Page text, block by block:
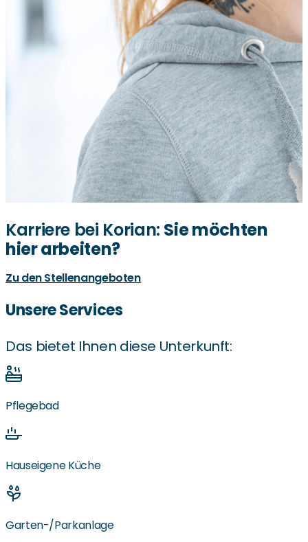
Tieren zu uns kommt. Die Kinder der nahegelegenen
Kindergärten und Schulen besuchen uns ebenfalls oft
und feiern mit uns. Und die Vertreter der örtlichen
Kirchengemeinden veranstalten regelmäßig
Gottesdienste bei uns. Sie sehen: Wir bieten in Augsburg
mehr als ein „normales“ Altenheim.
Karriere bei Korian: Sie möchten
hier arbeiten?
Zu den Stellenangeboten
Unsere Services
Das bietet Ihnen diese Unterkunft:
Pflegebad
Hauseigene Küche
Garten-/Parkanlage